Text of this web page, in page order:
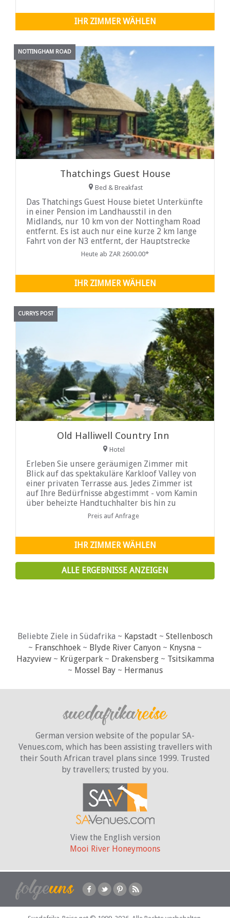
IHR ZIMMER WÄHLEN
NOTTINGHAM ROAD
Thatchings Guest House
Bed & Breakfast
Das Thatchings Guest House bietet Unterkünfte
in einer Pension im Landhausstil in den
Midlands, nur 10 km von der Nottingham Road
entfernt. Es ist auch nur eine kurze 2 km lange
Fahrt von der N3 entfernt, der Hauptstrecke
zwischen Johannesburg und Durban. Es ist Teil
Heute ab ZAR 2600.00*
IHR ZIMMER WÄHLEN
CURRYS POST
Old Halliwell Country Inn
Hotel
Erleben Sie unsere geräumigen Zimmer mit
Blick auf das spektakuläre Karkloof Valley von
einer privaten Terrasse aus. Jedes Zimmer ist
auf Ihre Bedürfnisse abgestimmt - vom Kamin
über beheizte Handtuchhalter bis hin zu
Whirlpools. Alle unsere Zimmer haben Open
View HD TV und nicht DSTV...
Preis auf Anfrage
IHR ZIMMER WÄHLEN
ALLE ERGEBNISSE ANZEIGEN
Beliebte Ziele in Südafrika ~ Kapstadt ~ Stellenbosch
~ Franschhoek ~ Blyde River Canyon ~ Knysna ~
Hazyview~ Krügerpark~ Drakensberg~ Tsitsikamma
~ Mossel Bay~ Hermanus
German version website of the popular SA-
Venues.com, which has been assisting travellers with
their South African travel plans since 1999. Trusted
by travellers; trusted by you.
View the English version
Mooi River Honeymoons